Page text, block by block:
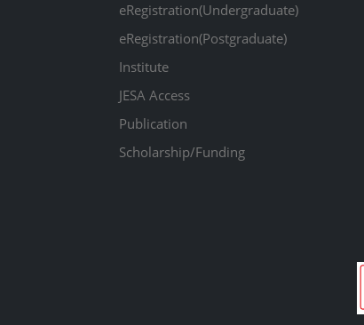
eRegistration(Undergraduate)
eRegistration(Postgraduate)
Institute
JESA Access
Publication
Scholarship/Funding